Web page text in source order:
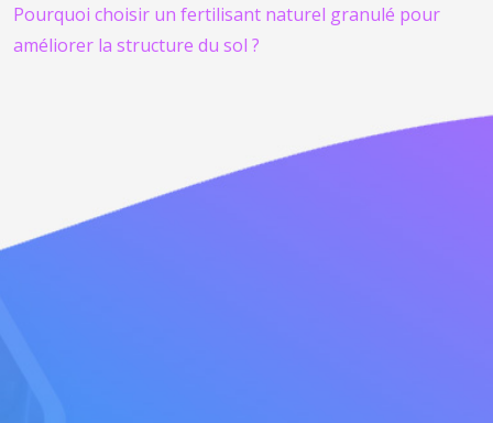
Pourquoi choisir un fertilisant naturel granulé pour
améliorer la structure du sol ?